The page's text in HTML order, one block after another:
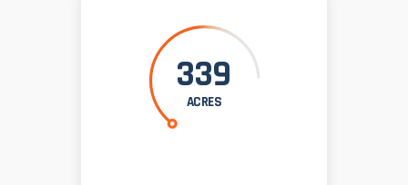
339
ACRES